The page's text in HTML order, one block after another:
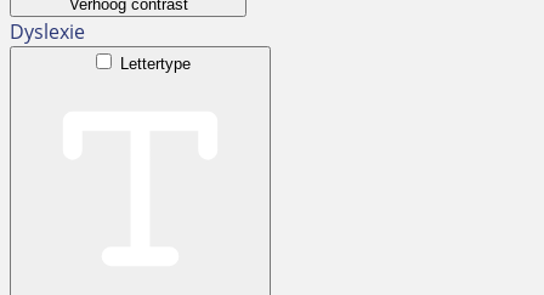
Verhoog contrast
Dyslexie
Lettertype